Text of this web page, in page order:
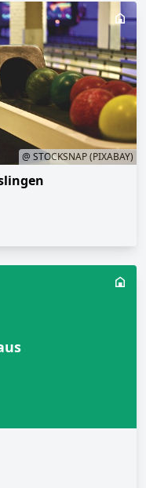
@ STOCKSNAP (PIXABAY)